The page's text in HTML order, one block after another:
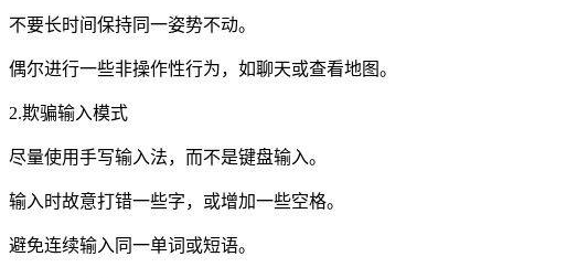
不要长时间保持同一姿势不动。
偶尔进行一些非操作性行为，如聊天或查看地图。
2.欺骗输入模式
尽量使用手写输入法，而不是键盘输入。
输入时故意打错一些字，或增加一些空格。
避免连续输入同一单词或短语。